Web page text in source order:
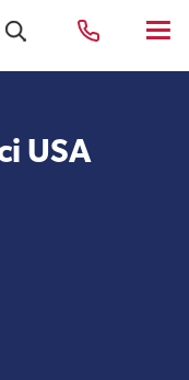
USA